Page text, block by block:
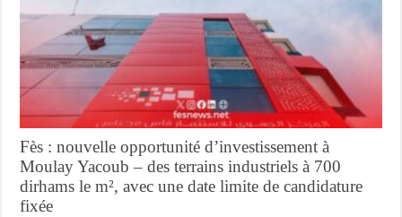
Fès : nouvelle opportunité d’investissement à
Moulay Yacoub – des terrains industriels à 700
dirhams le m², avec une date limite de candidature
fixée